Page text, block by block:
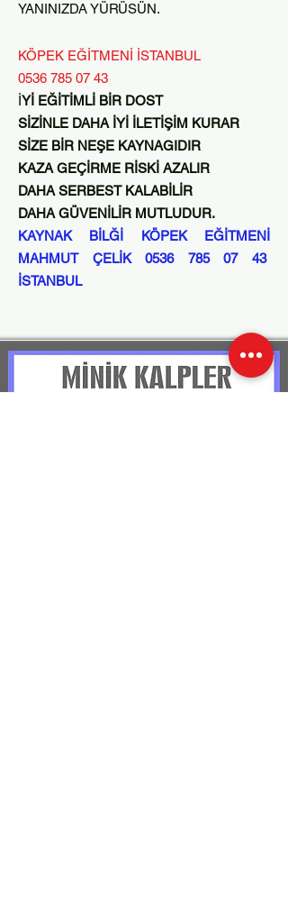
YANINIZDA YÜRÜSÜN.
KÖPEK EĞİTMENİ İSTANBUL
0536 785 07 43
İYİ EĞİTİMLİ BİR DOST
SİZİNLE DAHA İYİ İLETİŞİM KURAR
SİZE BİR NEŞE KAYNAGIDIR
KAZA GEÇİRME RİSKİ AZALIR
DAHA SERBEST KALABİLİR
DAHA GÜVENİLİR MUTLUDUR.
KAYNAK BİLĞİ KÖPEK EĞİTMENİ
MAHMUT ÇELİK0536 785 07 43
İSTANBUL